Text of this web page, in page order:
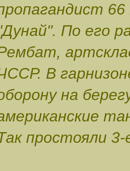
По его
В
на
простояли